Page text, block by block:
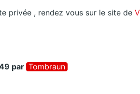
privée , rendez vous sur le site de
par Tombraun